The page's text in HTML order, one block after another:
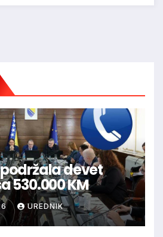
devet
530.000 KM
UREDNIK